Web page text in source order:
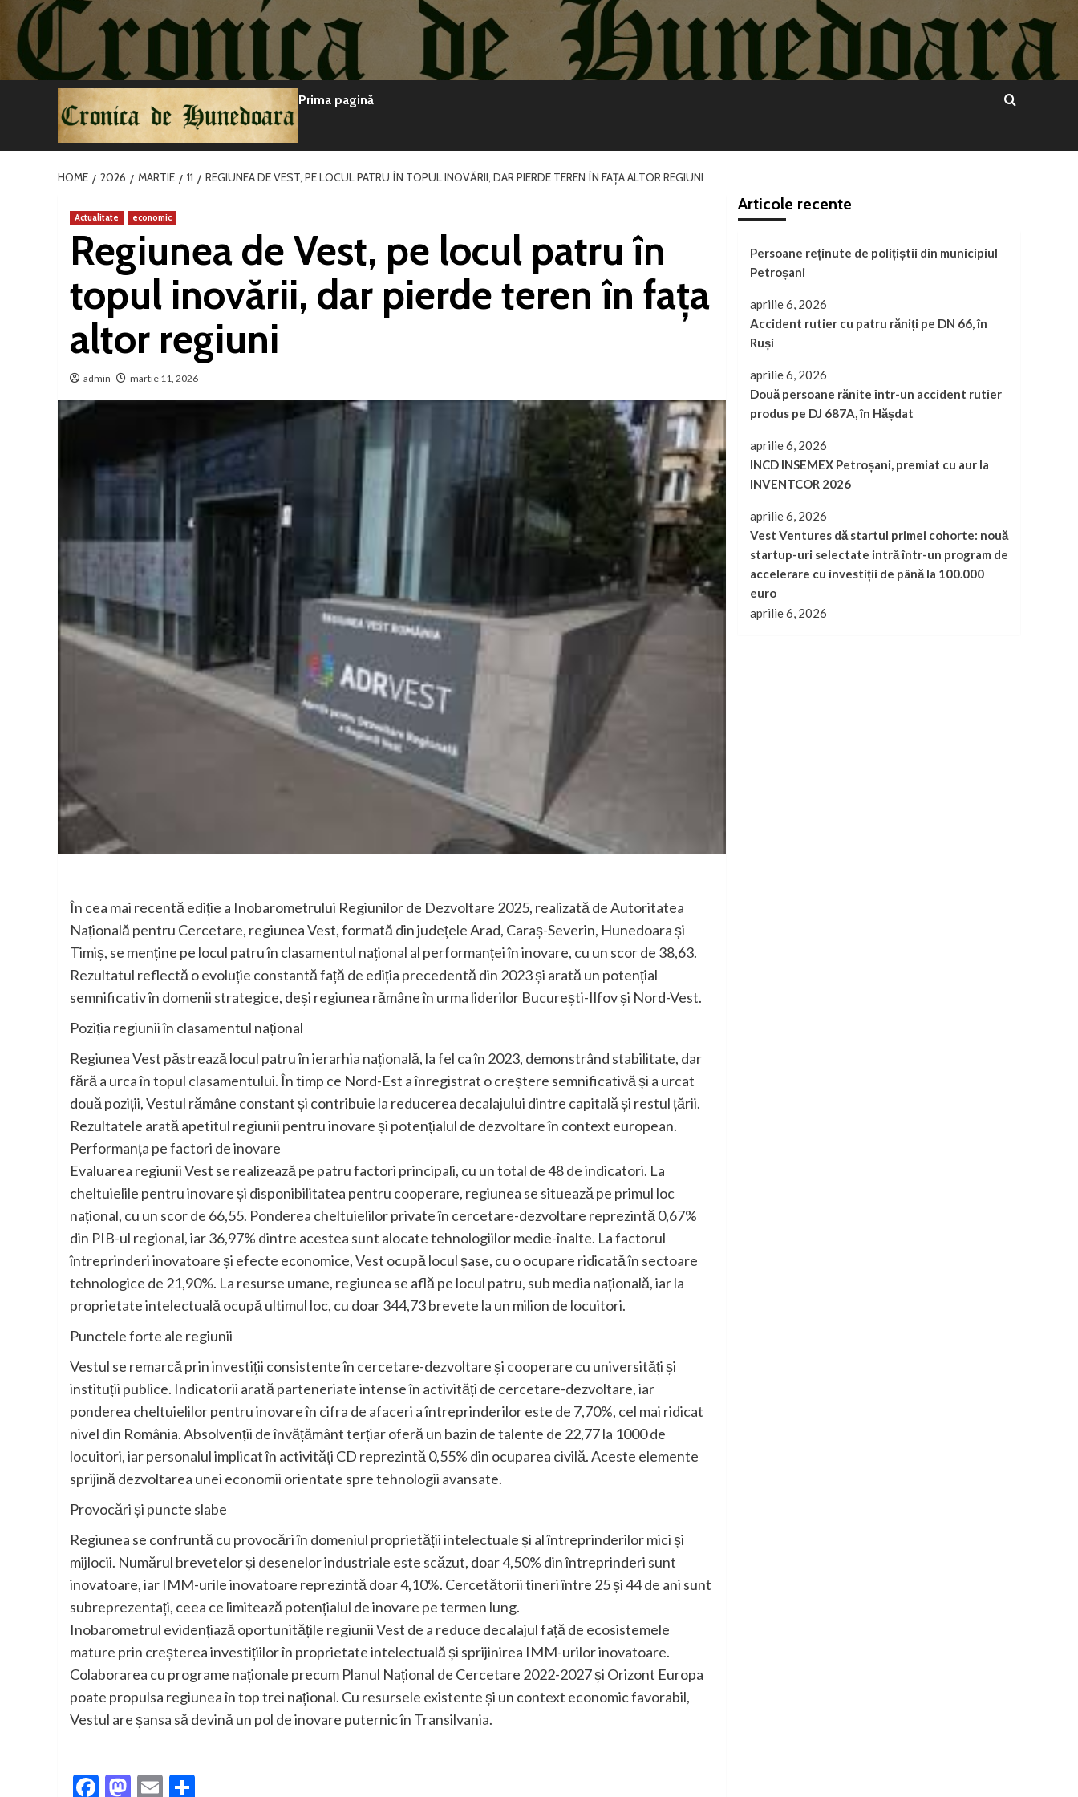
conținut
Prima pagină
HOME 2026 MARTIE 11 REGIUNEA DE VEST, PE LOCUL PATRU ÎN TOPUL INOVĂRII, DAR PIERDE TEREN ÎN FAȚA ALTOR REGIUNI
Actualitate economic
Regiunea de Vest, pe locul patru în
topul inovării, dar pierde teren în fața
altor regiuni
admin martie 11, 2026
În cea mai recentă ediție a Inobarometrului Regiunilor de Dezvoltare 2025, realizată de Autoritatea
Națională pentru Cercetare, regiunea Vest, formată din județele Arad, Caraș-Severin, Hunedoara și
Timiș, se menține pe locul patru în clasamentul național al performanței în inovare, cu un scor de 38,63.
Rezultatul reflectă o evoluție constantă față de ediția precedentă din 2023 și arată un potențial
semnificativ în domenii strategice, deși regiunea rămâne în urma liderilor București-Ilfov și Nord-Vest.
Poziția regiunii în clasamentul național
Regiunea Vest păstrează locul patru în ierarhia națională, la fel ca în 2023, demonstrând stabilitate, dar
fără a urca în topul clasamentului. În timp ce Nord-Est a înregistrat o creștere semnificativă și a urcat
două poziții, Vestul rămâne constant și contribuie la reducerea decalajului dintre capitală și restul țării.
Rezultatele arată apetitul regiunii pentru inovare și potențialul de dezvoltare în context european.
Performanța pe factori de inovare
Evaluarea regiunii Vest se realizează pe patru factori principali, cu un total de 48 de indicatori. La
cheltuielile pentru inovare și disponibilitatea pentru cooperare, regiunea se situează pe primul loc
național, cu un scor de 66,55. Ponderea cheltuielilor private în cercetare-dezvoltare reprezintă 0,67%
din PIB-ul regional, iar 36,97% dintre acestea sunt alocate tehnologiilor medie-înalte. La factorul
întreprinderi inovatoare și efecte economice, Vest ocupă locul șase, cu o ocupare ridicată în sectoare
tehnologice de 21,90%. La resurse umane, regiunea se află pe locul patru, sub media națională, iar la
proprietate intelectuală ocupă ultimul loc, cu doar 344,73 brevete la un milion de locuitori.
Punctele forte ale regiunii
Vestul se remarcă prin investiții consistente în cercetare-dezvoltare și cooperare cu universități și
instituții publice. Indicatorii arată parteneriate intense în activități de cercetare-dezvoltare, iar
ponderea cheltuielilor pentru inovare în cifra de afaceri a întreprinderilor este de 7,70%, cel mai ridicat
nivel din România. Absolvenții de învățământ terțiar oferă un bazin de talente de 22,77 la 1000 de
locuitori, iar personalul implicat în activități CD reprezintă 0,55% din ocuparea civilă. Aceste elemente
sprijină dezvoltarea unei economii orientate spre tehnologii avansate.
Provocări și puncte slabe
Regiunea se confruntă cu provocări în domeniul proprietății intelectuale și al întreprinderilor mici și
mijlocii. Numărul brevetelor și desenelor industriale este scăzut, doar 4,50% din întreprinderi sunt
inovatoare, iar IMM-urile inovatoare reprezintă doar 4,10%. Cercetătorii tineri între 25 și 44 de ani sunt
subreprezentați, ceea ce limitează potențialul de inovare pe termen lung.
Inobarometrul evidențiază oportunitățile regiunii Vest de a reduce decalajul față de ecosistemele
mature prin creșterea investițiilor în proprietate intelectuală și sprijinirea IMM-urilor inovatoare.
Colaborarea cu programe naționale precum Planul Național de Cercetare 2022-2027 și Orizont Europa
poate propulsa regiunea în top trei național. Cu resursele existente și un context economic favorabil,
Vestul are șansa să devină un pol de inovare puternic în Transilvania.
Facebook
Mastodon
Email
Articole recente
Persoane reținute de polițiștii din municipiul
Petroșani
aprilie 6, 2026
Accident rutier cu patru răniți pe DN 66, în
Ruși
aprilie 6, 2026
Două persoane rănite într-un accident rutier
produs pe DJ 687A, în Hășdat
aprilie 6, 2026
INCD INSEMEX Petroșani, premiat cu aur la
INVENTCOR 2026
aprilie 6, 2026
Vest Ventures dă startul primei cohorte: nouă
startup-uri selectate intră într-un program de
accelerare cu investiții de până la 100.000
euro
aprilie 6, 2026